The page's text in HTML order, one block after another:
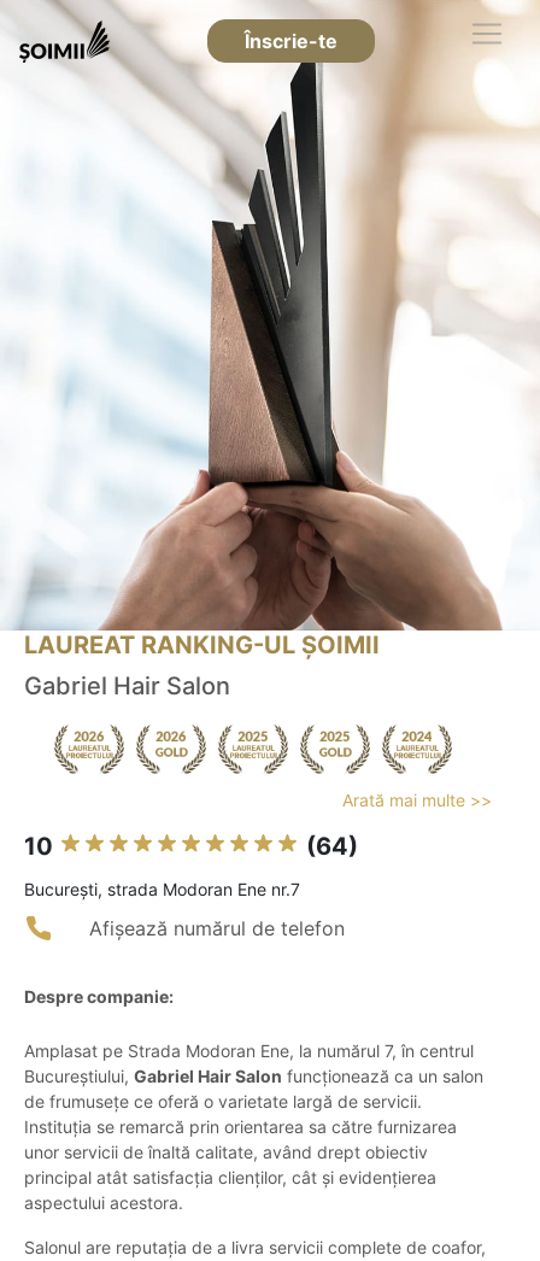
Înscrie-te
LAUREAT RANKING-UL ȘOIMII
Gabriel Hair Salon
Arată mai multe >>
10 (64)
Bucureşti, strada Modoran Ene nr.7
Afișează numărul de telefon
Despre companie:
Amplasat pe Strada Modoran Ene, la numărul 7, în centrul
Bucureștiului, Gabriel Hair Salon funcționează ca un salon
de frumusețe ce oferă o varietate largă de servicii.
Instituția se remarcă prin orientarea sa către furnizarea
unor servicii de înaltă calitate, având drept obiectiv
principal atât satisfacția clienților, cât și evidențierea
aspectului acestora.
Salonul are reputația de a livra servicii complete de coafor,